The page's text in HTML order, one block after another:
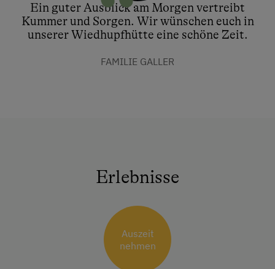
Ein guter Ausblick am Morgen vertreibt
Kummer und Sorgen. Wir wünschen euch in
unserer Wiedhupfhütte eine schöne Zeit.
FAMILIE GALLER
Erlebnisse
Auszeit
nehmen